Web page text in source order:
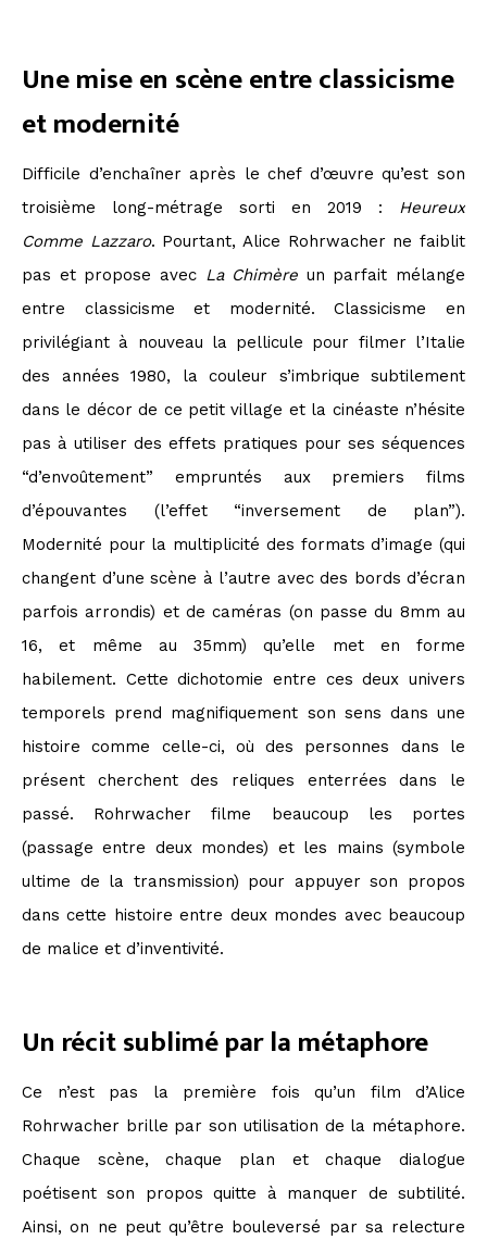
Une mise en scène entre classicisme
et modernité
Difficile d’enchaîner après le chef d’œuvre qu’est son
troisième long-métrage sorti en 2019 : Heureux
Comme Lazzaro. Pourtant, Alice Rohrwacher ne faiblit
pas et propose avec La Chimère un parfait mélange
entre classicisme et modernité. Classicisme en
privilégiant à nouveau la pellicule pour filmer l’Italie
des années 1980, la couleur s’imbrique subtilement
dans le décor de ce petit village et la cinéaste n’hésite
pas à utiliser des effets pratiques pour ses séquences
“d’envoûtement” empruntés aux premiers films
d’épouvantes (l’effet “inversement de plan”).
Modernité pour la multiplicité des formats d’image (qui
changent d’une scène à l’autre avec des bords d’écran
parfois arrondis) et de caméras (on passe du 8mm au
16, et même au 35mm) qu’elle met en forme
habilement. Cette dichotomie entre ces deux univers
temporels prend magnifiquement son sens dans une
histoire comme celle-ci, où des personnes dans le
présent cherchent des reliques enterrées dans le
passé. Rohrwacher filme beaucoup les portes
(passage entre deux mondes) et les mains (symbole
ultime de la transmission) pour appuyer son propos
dans cette histoire entre deux mondes avec beaucoup
de malice et d’inventivité.
Un récit sublimé par la métaphore
Ce n’est pas la première fois qu’un film d’Alice
Rohrwacher brille par son utilisation de la métaphore.
Chaque scène, chaque plan et chaque dialogue
poétisent son propos quitte à manquer de subtilité.
Ainsi, on ne peut qu’être bouleversé par sa relecture